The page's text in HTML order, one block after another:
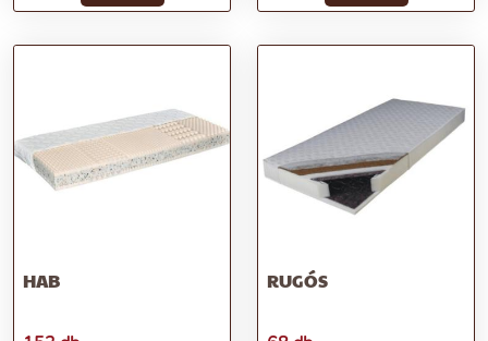
HAB RUGÓS